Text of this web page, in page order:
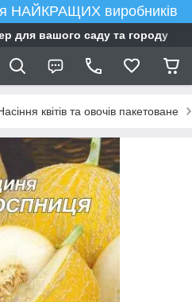
НАЙКРАЩИХ виробників
для вашого саду та городу
квітів та овочів пакетоване